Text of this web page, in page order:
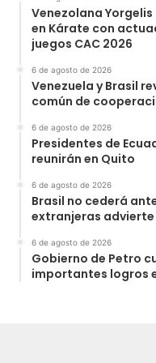
Venezolana
en Kárate con
juegos CAC 2026
6 de agosto de 2026
Venezuela y Brasil
común de
6 de agosto de 2026
Presidentes de
reunirán en Quito
6 de agosto de 2026
Brasil no cederá
extranjeras advierte
6 de agosto de 2026
Gobierno de Petro
importantes logros